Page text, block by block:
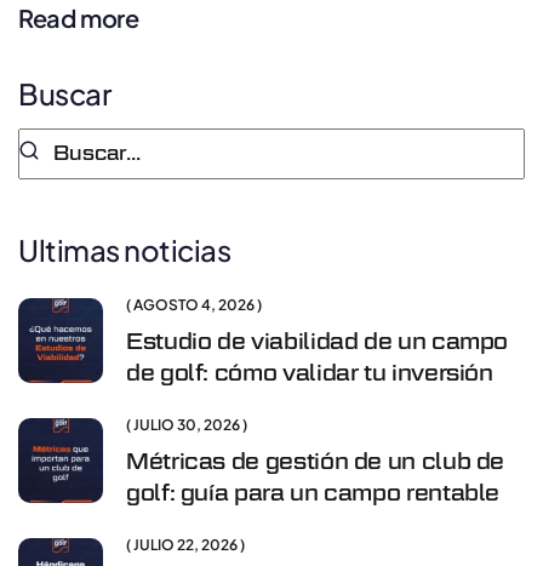
Read more
Buscar
Ultimas noticias
AGOSTO 4, 2026
Estudio de viabilidad de un campo
de golf: cómo validar tu inversión
JULIO 30, 2026
Métricas de gestión de un club de
golf: guía para un campo rentable
JULIO 22, 2026